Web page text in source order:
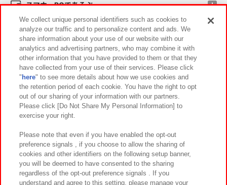
スマホ・PCであそぶ
イベント・キャンペーン
関連会社 サステナビリティ サイトポリシー
プライバシーポリシー ウェブアクセシビリティ方針と検証結果
お取引先さまとともに
カスタマーハラスメント対応方針 よくあるご質問・お問い合わせ
We collect unique personal identifiers such as cookies to
analyze our traffic and to personalize content and ads. We
share information about your use of our website with our
analytics and advertising partners, who may combine it with
other information that you have provided to them or that they
have collected from your use of their services. Please click
" here" to see more details about how we use cookies and
the retention period of each cookie. You have the right to opt
out of our sharing of your information with our partners.
Please click [Do Not Share My Personal Information] to
exercise your right.
Please note that even if you have enabled the opt-out
preference signals , if you choose to allow the sharing of
cookies and other identifiers on the following setup banner,
you will be deemed to have consented to the sharing
regardless of the opt-out preference signals . If you
understand and agree to this setting, please manage your